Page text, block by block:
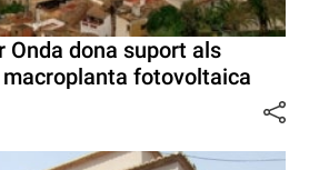
Onda dona suport als
fotovoltaica